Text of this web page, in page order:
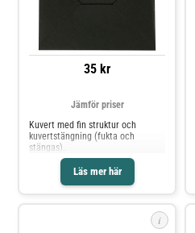
35 kr
Läs mer här
Jämför priser
Kuvert med fin struktur och
kuvertstängning (fukta och
stängas).
i